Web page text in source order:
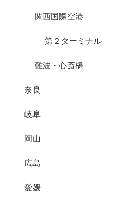
関西国際空港
第２ターミナル
難波・心斎橋
奈良
岐阜
岡山
広島
愛媛